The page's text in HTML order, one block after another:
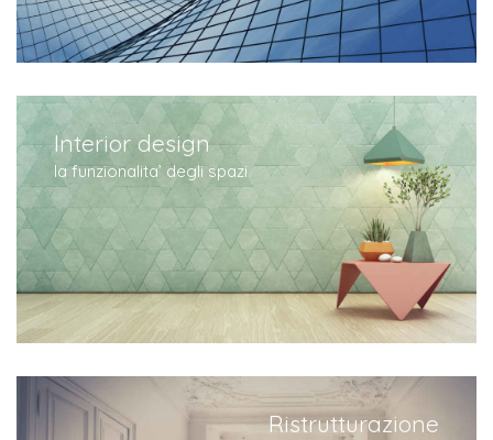
Interior design
la funzionalita’ degli spazi
Ristrutturazione